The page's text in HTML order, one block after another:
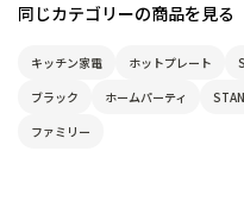
同じカテゴリーの商品を見る
キッチン家電 ホットプレート
ブラック
ホームパーティ
ファミリー